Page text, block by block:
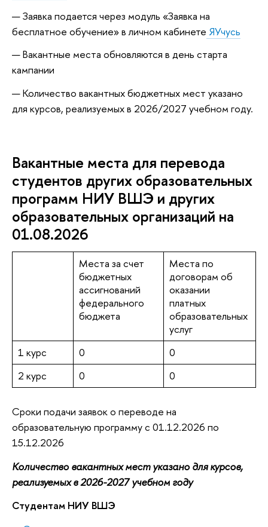
Заявка подается через модуль «Заявка на
бесплатное обучение» в личном кабинете ЯУчусь
Вакантные места обновляются в день старта
кампании
Количество вакантных бюджетных мест указано
для курсов, реализуемых в 2026/2027 учебном году.
Вакантные места для перевода
студентов других образовательных
программ НИУ ВШЭ и других
образовательных организаций на
01.08.2026
Места за счет
бюджетных
ассигнований
федерального
бюджета
Места по
договорам об
оказании
платных
образовательных
услуг
1 курс
0
0
2 курс
0 0
Сроки подачи заявок о переводе на
образовательную программу с 01.12.2026 по
15.12.2026
Количество вакантных мест указано для курсов,
реализуемых в 2026-2027 учебном году
Студентам НИУ ВШЭ